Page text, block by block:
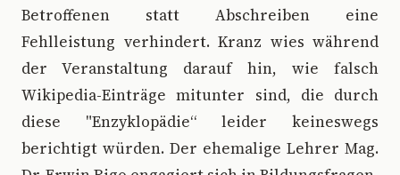
Betroffenen statt Abschreiben eine
Fehlleistung verhindert. Kranz wies während
der Veranstaltung darauf hin, wie falsch
Wikipedia-Einträge mitunter sind, die durch
diese "Enzyklopädie“ leider keineswegs
berichtigt würden. Der ehemalige Lehrer Mag.